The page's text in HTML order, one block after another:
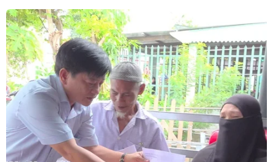
Đi bộ 10.000 bước chân mỗi ngày - Vận
động để phòng chống bệnh
07/04/2019 06:57